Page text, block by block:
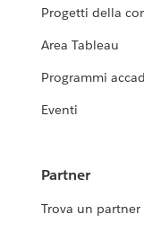
Progetti della
Area Tableau
Programmi
Eventi
Partner
Trova un partner